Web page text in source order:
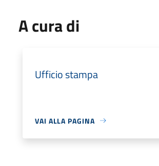
A cura di
Ufficio stampa
VAI ALLA PAGINA